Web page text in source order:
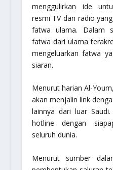
menggulirkan ide
resmi TV dan radio
fatwa ulama. Dalam
fatwa dari ulama
mengeluarkan fatwa
siaran.
Menurut harian Al-
akan menjalin link
lainnya dari luar
hotline dengan
seluruh dunia.
Menurut sumber